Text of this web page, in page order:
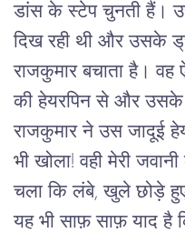
डांस के स्टेप चुनती हैं।
दिख रही थी और उसके
राजकुमार बचाता है।
की हेयरपिन से और
राजकुमार ने उस जादूई
भी खोला! वही मेरी
चला कि लंबे, खुले छोड़े
यह भी साफ़ साफ़ याद है